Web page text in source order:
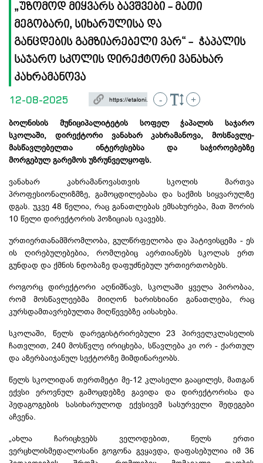
„უზომოდ მიყვარს ბავშვები - მათი
მეგობარი, სიხარულისა და
განცდების გამზიარებელი ვარ“ - ჭაპალის
საჯარო სკოლის დირექტორი ვანახარ
კახრამანოვა
12-08-2025 - +
ბოლნისის მუნიციპალიტეტის სოფელ ჭაპალის საჯარო
სკოლაში, დირექტორი ვანახარ კახრამანოვა, მოსწავლე-
მასწავლებელთა ინტერესებსა და საჭიროებებზე
მორგებულ გარემოს უზრუნველყოფს.
ვანახარ კახრამანოვასთვის სკოლის მართვა
პროფესიონალიზმზე, გამოცდილებასა და საქმის სიყვარულზე
დგას. უკვე 48 წელია, რაც განათლებას ემსახურება, მათ შორის
10 წელი დირექტორის პოზიციას იკავებს.
ურთიერთანამშრომლობა, გულწრფელობა და პატივისცემა - ეს
ის ღირებულებებია, რომლებიც აერთიანებს სკოლას ერთ
გუნდად და ქმნის ნდობაზე დაფუძნებულ ურთიერთობებს.
როგორც დირექტორი აღნიშნავს, სკოლაში ყველა პირობაა,
რომ მოსწავლეებმა მიიღონ ხარისხიანი განათლება, რაც
კურსდამთავრებულთა მიღწევებზე აისახება.
სკოლაში, წელს დარეგისტრირებული 23 პირველკლასელის
ჩათვლით, 240 მოსწვლე ირიცხება, სწავლება კი ორ - ქართულ
და აზერბაიჯანულ სექტორზე მიმდინარეობს.
წელს სკოლიდან თერთმეტი მე-12 კლასელი გააცილეს, მათგან
ექვსი ეროვნულ გამოცდებზე გავიდა და დირექტორისა და
პედაგოგების სასიხარულოდ ექვსივემ სასურველი შედეგები
აჩვენა.
„ახლა ჩარიცხვებს ველოდებით, წელს ერთი
ვერცხლისმედალოსანი გოგონა გვყავდა, დაფასებულია იმ 36